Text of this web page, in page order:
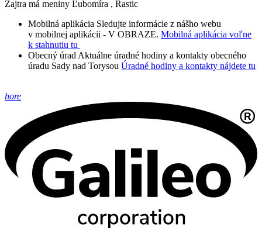
Zajtra má meniny Ľubomíra , Rastic
Mobilná aplikácia Sledujte informácie z nášho webu
v mobilnej aplikácii - V OBRAZE. Mobilná aplikácia voľne
k stahnutiu tu
Obecný úrad Aktuálne úradné hodiny a kontakty obecného
úradu Sady nad Torysou Úradné hodiny a kontakty nájdete tu
hore